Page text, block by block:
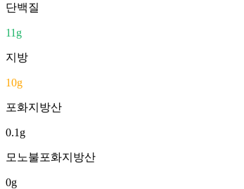
단백질
11 g
지방
10g
포화지방산
0.1 g
모노불포화지방산
0g